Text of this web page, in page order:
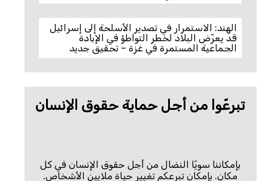
الهند: الاستمرار في تصدير الأسلحة إلى إسرائيل
قد يعرّض البلاد لخطر التواطؤ في الإبادة
الجماعية المستمرة في غزة – تحقيق جديد
تبرعّوا من أجل حماية حقوق الإنسان
بإمكاننا سويًا النضال من أجل حقوق الإنسان في كل
مكان. بإمكان تبرعكم تغيير حياة ملايين الأشخاص.